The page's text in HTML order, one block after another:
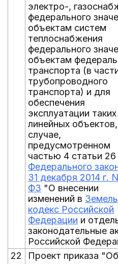
электро-,
федерального
объектам систем
теплоснабжения
федерального
объектам
транспорта (в
трубопроводного
транспорта) и для
обеспечения
эксплуатации таких
линейных
случае,
предусмотренном
частью 4 статьи 26
Федерального
31 декабря 2014 г.
ФЗ "О внесении
изменений в
кодекс Российской
Федерации и
законодательные
Российской
22
Проект приказа "Об